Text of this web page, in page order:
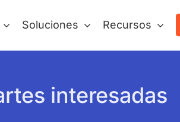
Soluciones Recursos
interesadas